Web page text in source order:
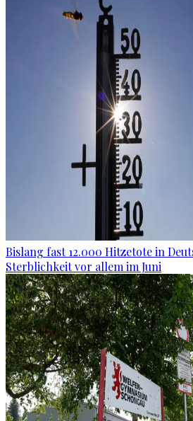
Bislang fast 12.000 Hitzetote in
Sterblichkeit vor allem im Juni